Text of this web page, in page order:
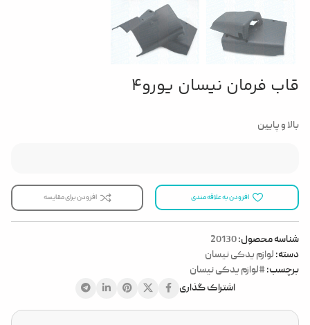
قاب فرمان نیسان یورو4
بالا و پایین
افزودن به علاقه مندی افزودن برای مقایسه
شناسه محصول:20130
دسته: لوازم یدکی نیسان
برچسب:#لوازم یدکی نیسان
اشتراک گذاری